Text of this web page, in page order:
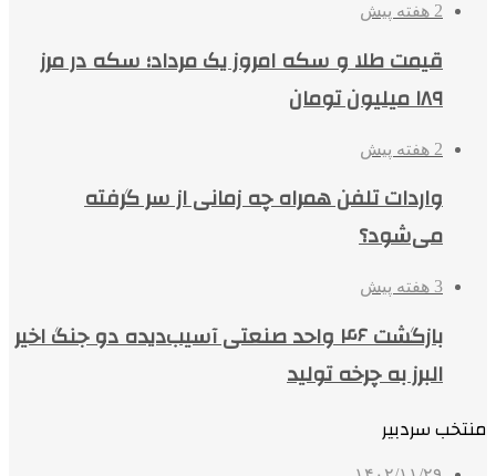
2 هفته پیش
قیمت طلا و سکه امروز یک مرداد؛ سکه در مرز
۱۸۹ میلیون تومان
2 هفته پیش
واردات تلفن همراه چه زمانی از سر گرفته
می‌شود؟
3 هفته پیش
بازگشت ۴۶ واحد صنعتی آسیب‌دیده دو جنگ اخیر
البرز به چرخه تولید
منتخب سردبیر